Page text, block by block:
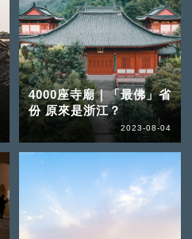
4000座寺廟｜「最佛」省
份 原來是浙江？
2023-08-04